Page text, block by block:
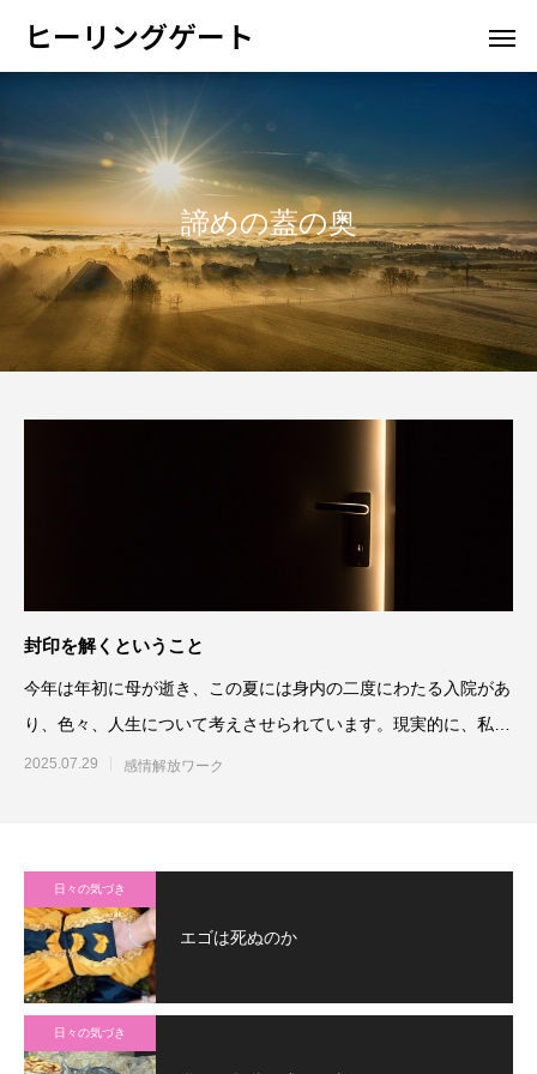
ヒーリングゲート
諦めの蓋の奥
封印を解くということ
今年は年初に母が逝き、この夏には身内の二度にわたる入院があ
り、色々、人生について考えさせられています。現実的に、私自
身も既に人生
2025.07.29 感情解放ワーク
日々の気づき
エゴは死ぬのか
日々の気づき